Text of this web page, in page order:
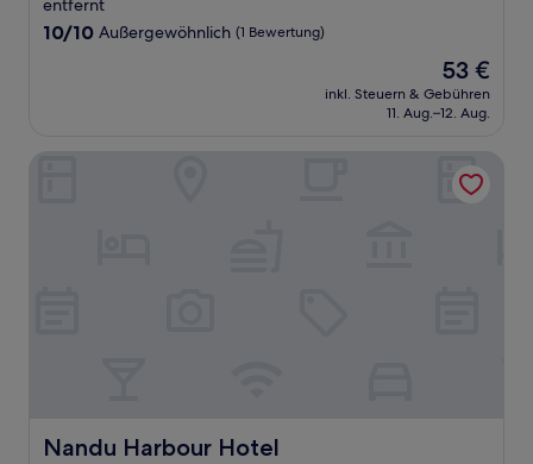
entfernt
10.0
10/10 Außergewöhnlich (1 Bewertung)
Der
Preis
beträgt
53 €
inkl. Steuern & Gebühren
11. Aug.–12. Aug.
Nandu Harbour Hotel
Nandu Harbour Hotel